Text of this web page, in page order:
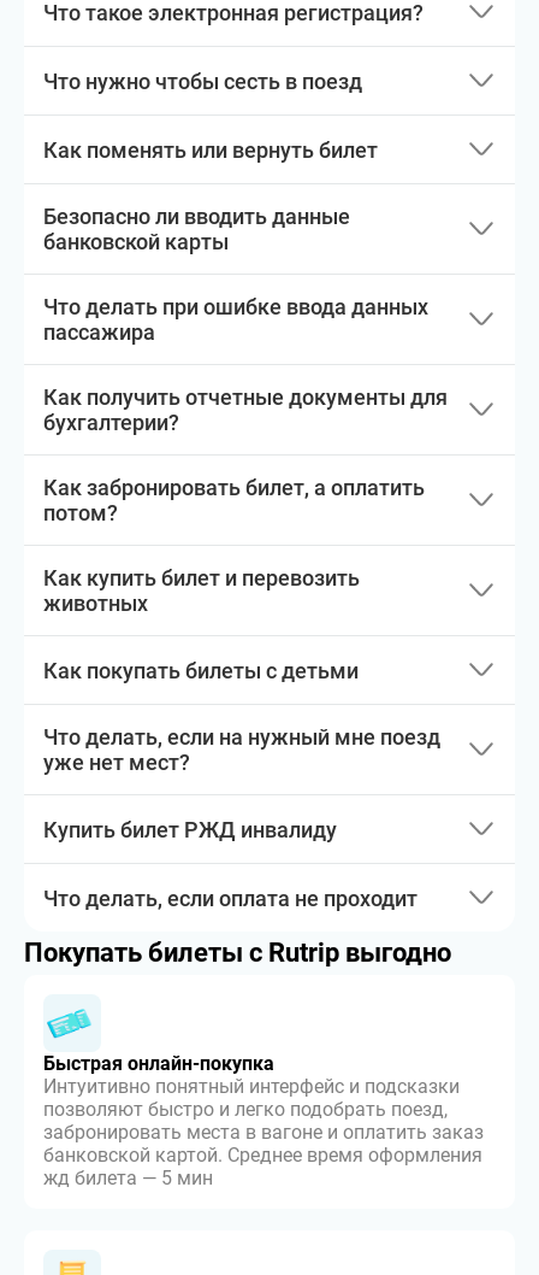
Что такое электронная регистрация?
Что нужно чтобы сесть в поезд
Как поменять или вернуть билет
Безопасно ли вводить данные
банковской карты
Что делать при ошибке ввода данных
пассажира
Как получить отчетные документы для
бухгалтерии?
Как забронировать билет, а оплатить
потом?
Как купить билет и перевозить
животных
Как покупать билеты с детьми
Что делать, если на нужный мне поезд
уже нет мест?
Купить билет РЖД инвалиду
Что делать, если оплата не проходит
Покупать билеты с Rutrip выгодно
Быстрая онлайн-покупка
Интуитивно понятный интерфейс и подсказки
позволяют быстро и легко подобрать поезд,
забронировать места в вагоне и оплатить заказ
банковской картой. Среднее время оформления
жд билета — 5 мин